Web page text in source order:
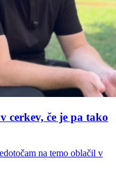
cerkev, če je pa tako
na temo oblačil v